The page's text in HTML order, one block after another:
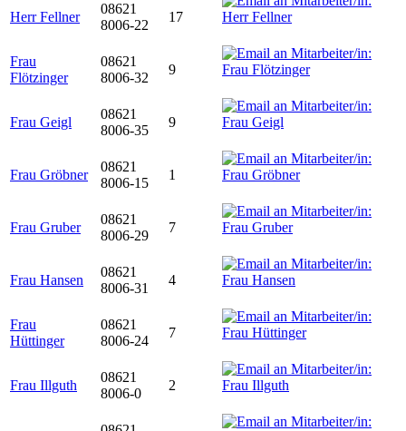
Herr Fellner
08621
8006-22
17
Frau
Flötzinger
08621
8006-32
9
Frau Geigl
08621
8006-35
9
Frau Gröbner
08621
8006-15
1
Frau Gruber
08621
8006-29
7
Frau Hansen
08621
8006-31
4
Frau
Hüttinger
08621
8006-24
7
Frau Illguth
08621
8006-0
2